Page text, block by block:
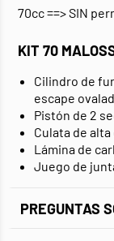
70cc ==> SIN
KIT 70
Cilindro de
escape
Pistón de 2
Culata de
Lámina de
Juego de
PREGUNTAS